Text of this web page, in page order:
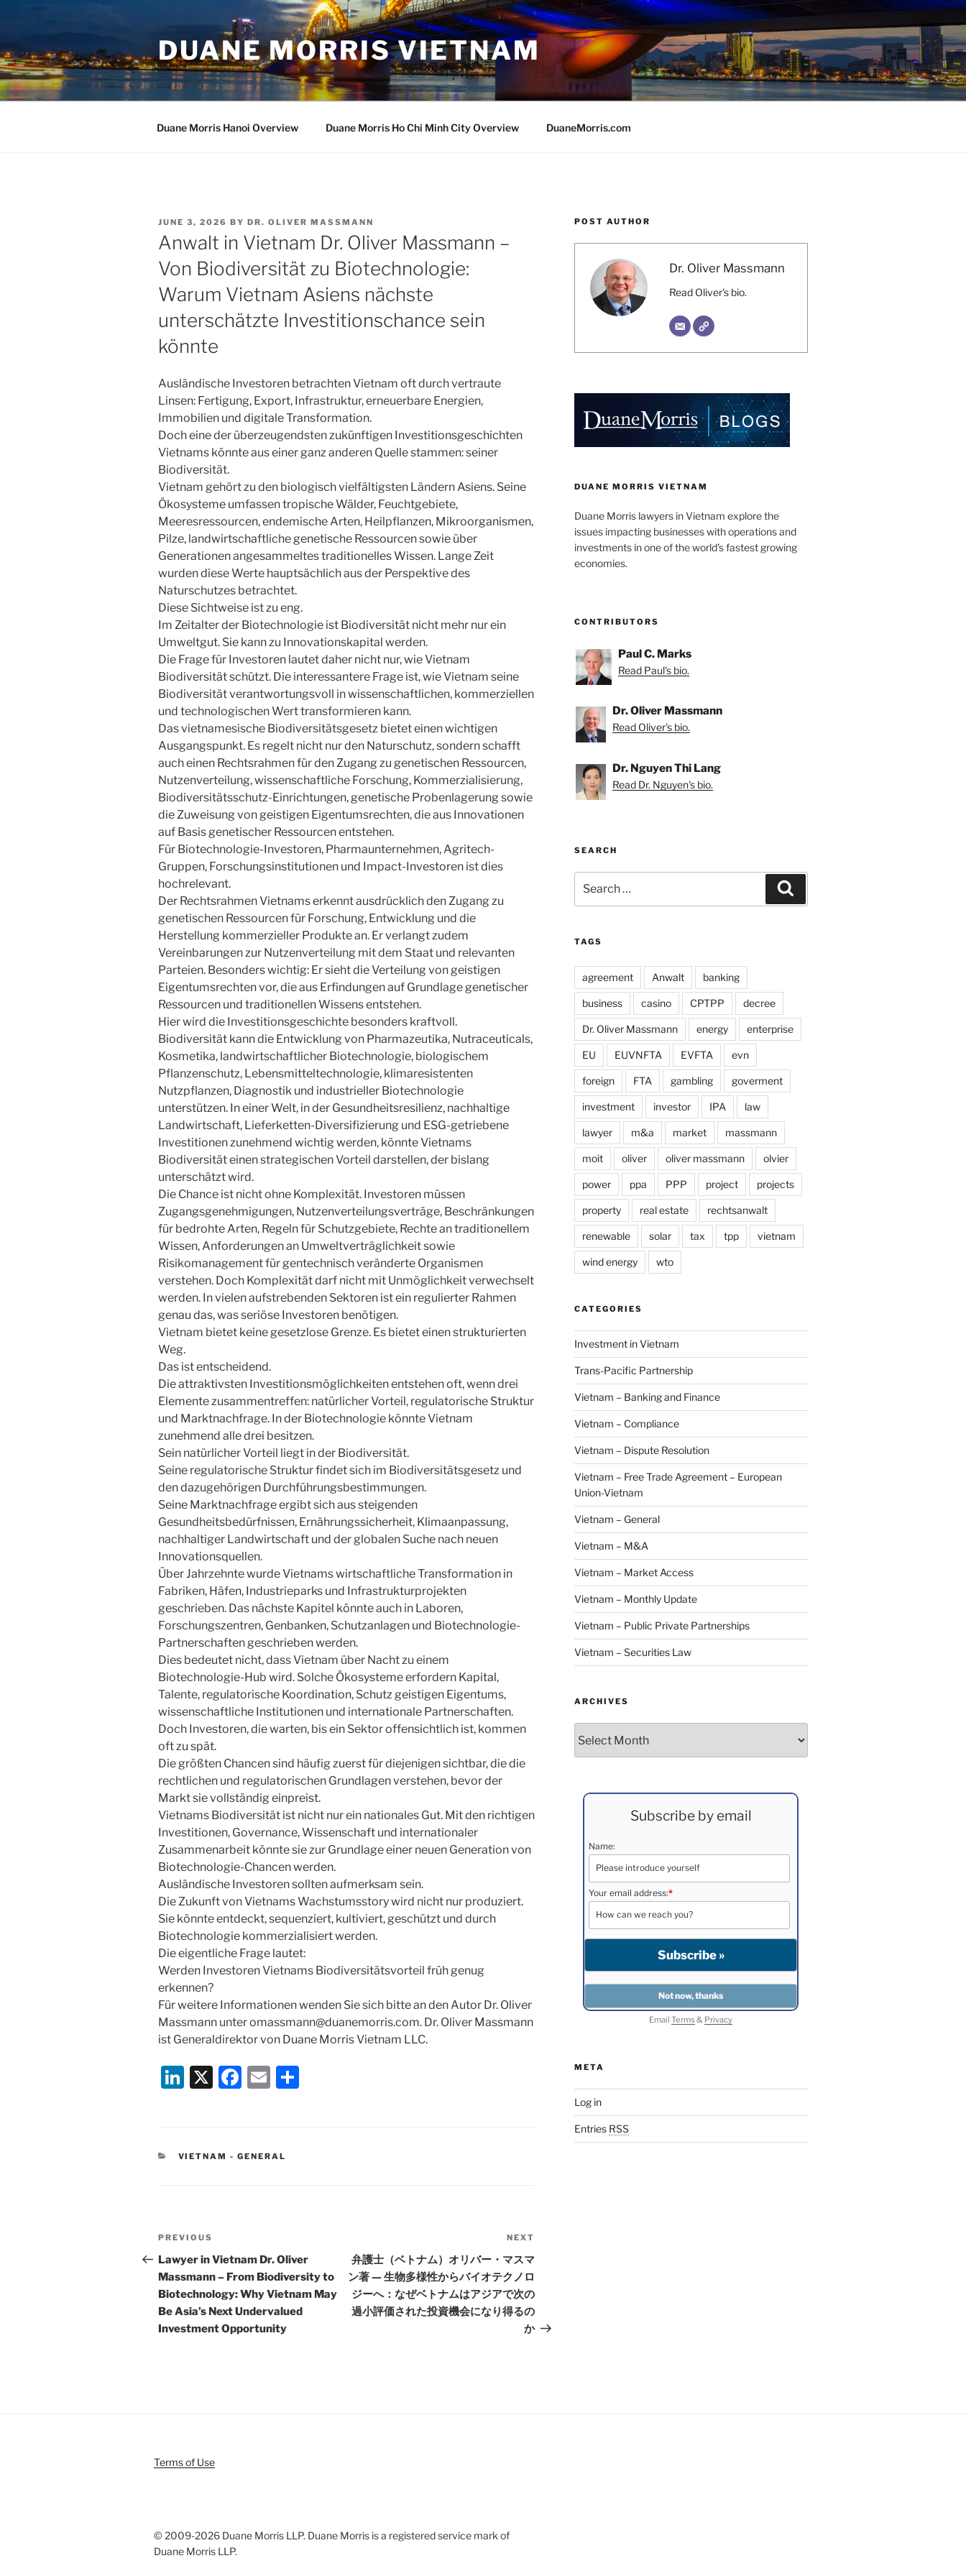
DUANE MORRIS VIETNAM
Duane Morris Hanoi Overview Duane Morris Ho Chi Minh City Overview DuaneMorris.com
POSTED
ON
JUNE 3, 2026 BY DR. OLIVER MASSMANN
Anwalt in Vietnam Dr. Oliver Massmann –
Von Biodiversität zu Biotechnologie:
Warum Vietnam Asiens nächste
unterschätzte Investitionschance sein
könnte
Ausländische Investoren betrachten Vietnam oft durch vertraute
Linsen: Fertigung, Export, Infrastruktur, erneuerbare Energien,
Immobilien und digitale Transformation.
Doch eine der überzeugendsten zukünftigen Investitionsgeschichten
Vietnams könnte aus einer ganz anderen Quelle stammen: seiner
Biodiversität.
Vietnam gehört zu den biologisch vielfältigsten Ländern Asiens. Seine
Ökosysteme umfassen tropische Wälder, Feuchtgebiete,
Meeresressourcen, endemische Arten, Heilpflanzen, Mikroorganismen,
Pilze, landwirtschaftliche genetische Ressourcen sowie über
Generationen angesammeltes traditionelles Wissen. Lange Zeit
wurden diese Werte hauptsächlich aus der Perspektive des
Naturschutzes betrachtet.
Diese Sichtweise ist zu eng.
Im Zeitalter der Biotechnologie ist Biodiversität nicht mehr nur ein
Umweltgut. Sie kann zu Innovationskapital werden.
Die Frage für Investoren lautet daher nicht nur, wie Vietnam
Biodiversität schützt. Die interessantere Frage ist, wie Vietnam seine
Biodiversität verantwortungsvoll in wissenschaftlichen, kommerziellen
und technologischen Wert transformieren kann.
Das vietnamesische Biodiversitätsgesetz bietet einen wichtigen
Ausgangspunkt. Es regelt nicht nur den Naturschutz, sondern schafft
auch einen Rechtsrahmen für den Zugang zu genetischen Ressourcen,
Nutzenverteilung, wissenschaftliche Forschung, Kommerzialisierung,
Biodiversitätsschutz-Einrichtungen, genetische Probenlagerung sowie
die Zuweisung von geistigen Eigentumsrechten, die aus Innovationen
auf Basis genetischer Ressourcen entstehen.
Für Biotechnologie-Investoren, Pharmaunternehmen, Agritech-
Gruppen, Forschungsinstitutionen und Impact-Investoren ist dies
hochrelevant.
Der Rechtsrahmen Vietnams erkennt ausdrücklich den Zugang zu
genetischen Ressourcen für Forschung, Entwicklung und die
Herstellung kommerzieller Produkte an. Er verlangt zudem
Vereinbarungen zur Nutzenverteilung mit dem Staat und relevanten
Parteien. Besonders wichtig: Er sieht die Verteilung von geistigen
Eigentumsrechten vor, die aus Erfindungen auf Grundlage genetischer
Ressourcen und traditionellen Wissens entstehen.
Hier wird die Investitionsgeschichte besonders kraftvoll.
Biodiversität kann die Entwicklung von Pharmazeutika, Nutraceuticals,
Kosmetika, landwirtschaftlicher Biotechnologie, biologischem
Pflanzenschutz, Lebensmitteltechnologie, klimaresistenten
Nutzpflanzen, Diagnostik und industrieller Biotechnologie
unterstützen. In einer Welt, in der Gesundheitsresilienz, nachhaltige
Landwirtschaft, Lieferketten-Diversifizierung und ESG-getriebene
Investitionen zunehmend wichtig werden, könnte Vietnams
Biodiversität einen strategischen Vorteil darstellen, der bislang
unterschätzt wird.
Die Chance ist nicht ohne Komplexität. Investoren müssen
Zugangsgenehmigungen, Nutzenverteilungsverträge, Beschränkungen
für bedrohte Arten, Regeln für Schutzgebiete, Rechte an traditionellem
Wissen, Anforderungen an Umweltverträglichkeit sowie
Risikomanagement für gentechnisch veränderte Organismen
verstehen. Doch Komplexität darf nicht mit Unmöglichkeit verwechselt
werden. In vielen aufstrebenden Sektoren ist ein regulierter Rahmen
genau das, was seriöse Investoren benötigen.
Vietnam bietet keine gesetzlose Grenze. Es bietet einen strukturierten
Weg.
Das ist entscheidend.
Die attraktivsten Investitionsmöglichkeiten entstehen oft, wenn drei
Elemente zusammentreffen: natürlicher Vorteil, regulatorische Struktur
und Marktnachfrage. In der Biotechnologie könnte Vietnam
zunehmend alle drei besitzen.
Sein natürlicher Vorteil liegt in der Biodiversität.
Seine regulatorische Struktur findet sich im Biodiversitätsgesetz und
den dazugehörigen Durchführungsbestimmungen.
Seine Marktnachfrage ergibt sich aus steigenden
Gesundheitsbedürfnissen, Ernährungssicherheit, Klimaanpassung,
nachhaltiger Landwirtschaft und der globalen Suche nach neuen
Innovationsquellen.
Über Jahrzehnte wurde Vietnams wirtschaftliche Transformation in
Fabriken, Häfen, Industrieparks und Infrastrukturprojekten
geschrieben. Das nächste Kapitel könnte auch in Laboren,
Forschungszentren, Genbanken, Schutzanlagen und Biotechnologie-
Partnerschaften geschrieben werden.
Dies bedeutet nicht, dass Vietnam über Nacht zu einem
Biotechnologie-Hub wird. Solche Ökosysteme erfordern Kapital,
Talente, regulatorische Koordination, Schutz geistigen Eigentums,
wissenschaftliche Institutionen und internationale Partnerschaften.
Doch Investoren, die warten, bis ein Sektor offensichtlich ist, kommen
oft zu spät.
Die größten Chancen sind häufig zuerst für diejenigen sichtbar, die die
rechtlichen und regulatorischen Grundlagen verstehen, bevor der
Markt sie vollständig einpreist.
Vietnams Biodiversität ist nicht nur ein nationales Gut. Mit den richtigen
Investitionen, Governance, Wissenschaft und internationaler
Zusammenarbeit könnte sie zur Grundlage einer neuen Generation von
Biotechnologie-Chancen werden.
Ausländische Investoren sollten aufmerksam sein.
Die Zukunft von Vietnams Wachstumsstory wird nicht nur produziert.
Sie könnte entdeckt, sequenziert, kultiviert, geschützt und durch
Biotechnologie kommerzialisiert werden.
Die eigentliche Frage lautet:
Werden Investoren Vietnams Biodiversitätsvorteil früh genug
erkennen?
Für weitere Informationen wenden Sie sich bitte an den Autor Dr. Oliver
Massmann unter omassmann@duanemorris.com. Dr. Oliver Massmann
ist Generaldirektor von Duane Morris Vietnam LLC.
Li
e
X
F
e
E
l
CATEGORIES
VIETNAM - GENERAL
Post
navigation
Previous
Post
PREVIOUS
Lawyer in Vietnam Dr. Oliver
Massmann – From Biodiversity to
Biotechnology: Why Vietnam May
Be Asia’s Next Undervalued
Investment Opportunity
Post
NEXT
弁護士（ベトナム）オリバー・マスマ
ン著 — 生物多様性からバイオテクノロ
ジーへ：なぜベトナムはアジアで次の
過小評価された投資機会になり得るの
か
POST AUTHOR
Dr. Oliver Massmann
Read Oliver's bio.
DUANE MORRIS VIETNAM
Duane Morris lawyers in Vietnam explore the
issues impacting businesses with operations and
investments in one of the world’s fastest growing
economies.
CONTRIBUTORS
Paul C. Marks
Read Paul's bio.
Dr. Oliver Massmann
Read Oliver's bio.
Dr. Nguyen Thi Lang
Read Dr. Nguyen's bio.
SEARCH
for:
TAGS
agreement Anwalt banking
business casino CPTPP decree
Dr. Oliver Massmann energy enterprise
EU EUVNFTA EVFTA evn
foreign FTA gambling goverment
investment investor IPA law
lawyer m&a market massmann
moit oliver oliver massmann olvier
power ppa PPP project projects
property real estate rechtsanwalt
renewable solar tax tpp vietnam
wind energy wto
CATEGORIES
Investment in Vietnam
Trans-Pacific Partnership
Vietnam – Banking and Finance
Vietnam – Compliance
Vietnam – Dispute Resolution
Vietnam – Free Trade Agreement – European
Union-Vietnam
Vietnam – General
Vietnam – M&A
Vietnam – Market Access
Vietnam – Monthly Update
Vietnam – Public Private Partnerships
Vietnam – Securities Law
ARCHIVES
Subscribe by email
Name:
Your email address:*
EmailTerms& Privacy
META
Log in
Entries RSS
Terms of Use
© 2009-2026 Duane Morris LLP. Duane Morris is a registered service mark of
Duane Morris LLP.